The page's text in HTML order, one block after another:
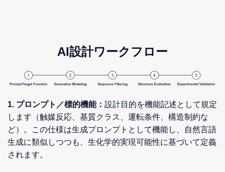
AI設計ワークフロー
1. プロンプト／標的機能： 設計目的を機能記述として規定
します（触媒反応、基質クラス、運転条件、構造制約な
ど）。この仕様は生成プロンプトとして機能し、自然言語
生成に類似しつつも、生化学的実現可能性に基づいて定義
されます。